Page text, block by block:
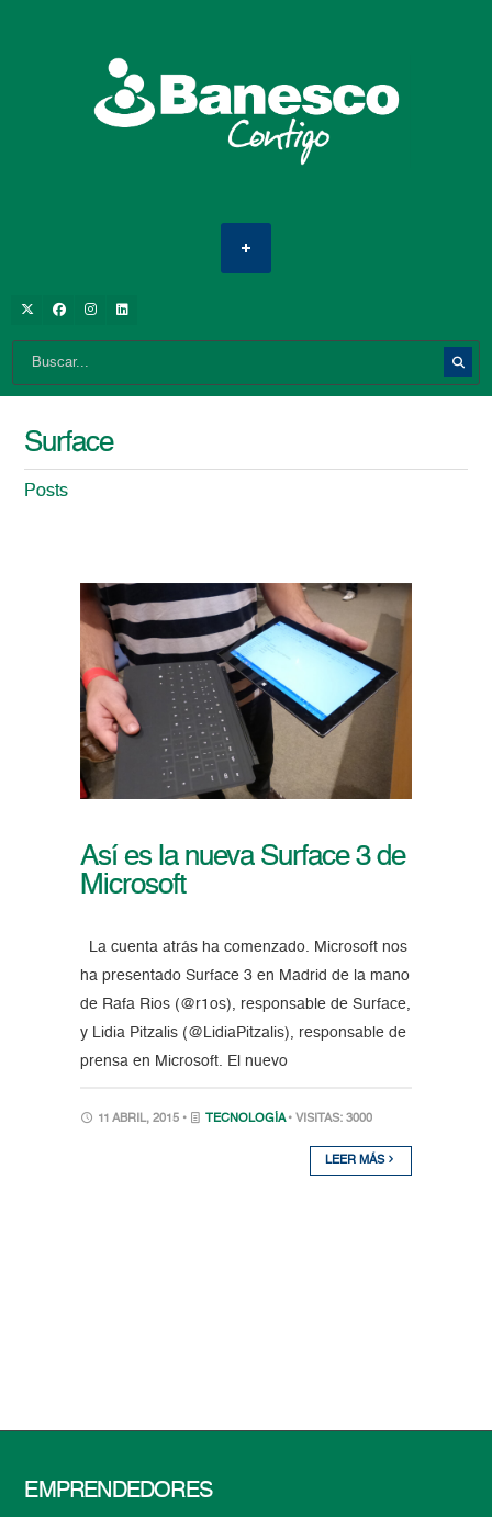
Surface
Posts
Así es la nueva Surface 3 de
Microsoft
La cuenta atrás ha comenzado. Microsoft nos
ha presentado Surface 3 en Madrid de la mano
de Rafa Rios (@r1os), responsable de Surface,
y Lidia Pitzalis (@LidiaPitzalis), responsable de
prensa en Microsoft. El nuevo
11 ABRIL, 2015 • TECNOLOGÍA • VISITAS: 3000
LEER MÁS
EMPRENDEDORES